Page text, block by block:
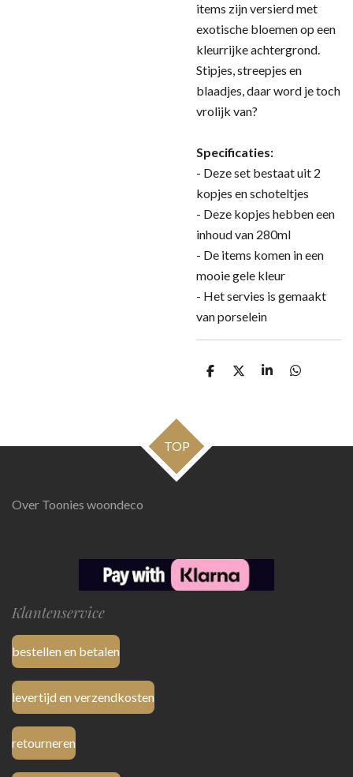
items zijn versierd met
exotische bloemen op een
kleurrijke achtergrond.
Stipjes, streepjes en
blaadjes, daar word je toch
vrolijk van?
Specificaties:
- Deze set bestaat uit 2
kopjes en schoteltjes
- Deze kopjes hebben een
inhoud van 280ml
- De items komen in een
mooie gele kleur
- Het servies is gemaakt
van porselein
D
D
S
D
TOP
Over Toonies woondeco
Klantenservice
bestellen en betalen
levertijd en verzendkosten
retourneren